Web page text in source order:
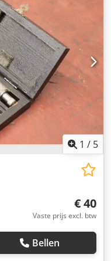
1 / 5
€ 40
Vaste prijs excl. btw
Bellen